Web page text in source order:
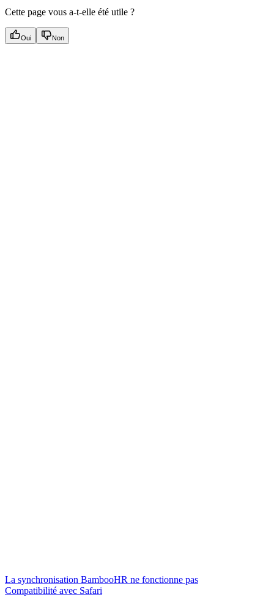
Cette page vous a-t-elle été utile ?
Oui Non
La synchronisation BambooHR ne fonctionne pas
Compatibilité avec Safari